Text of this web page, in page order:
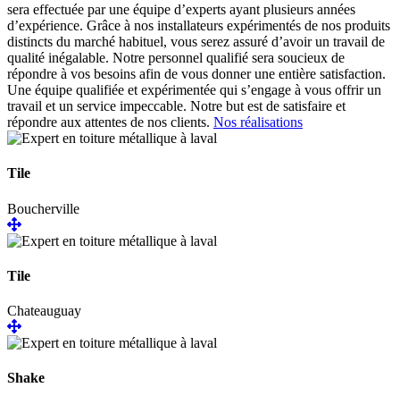
sera effectuée par une équipe d’experts ayant plusieurs années
d’expérience. Grâce à nos installateurs expérimentés de nos produits
distincts du marché habituel, vous serez assuré d’avoir un travail de
qualité inégalable. Notre personnel qualifié sera soucieux de
répondre à vos besoins afin de vous donner une entière satisfaction.
Une équipe qualifiée et expérimentée qui s’engage à vous offrir un
travail et un service impeccable. Notre but est de satisfaire et
répondre aux attentes de nos clients. Nos réalisations
Tile
Boucherville
Tile
Chateauguay
Shake